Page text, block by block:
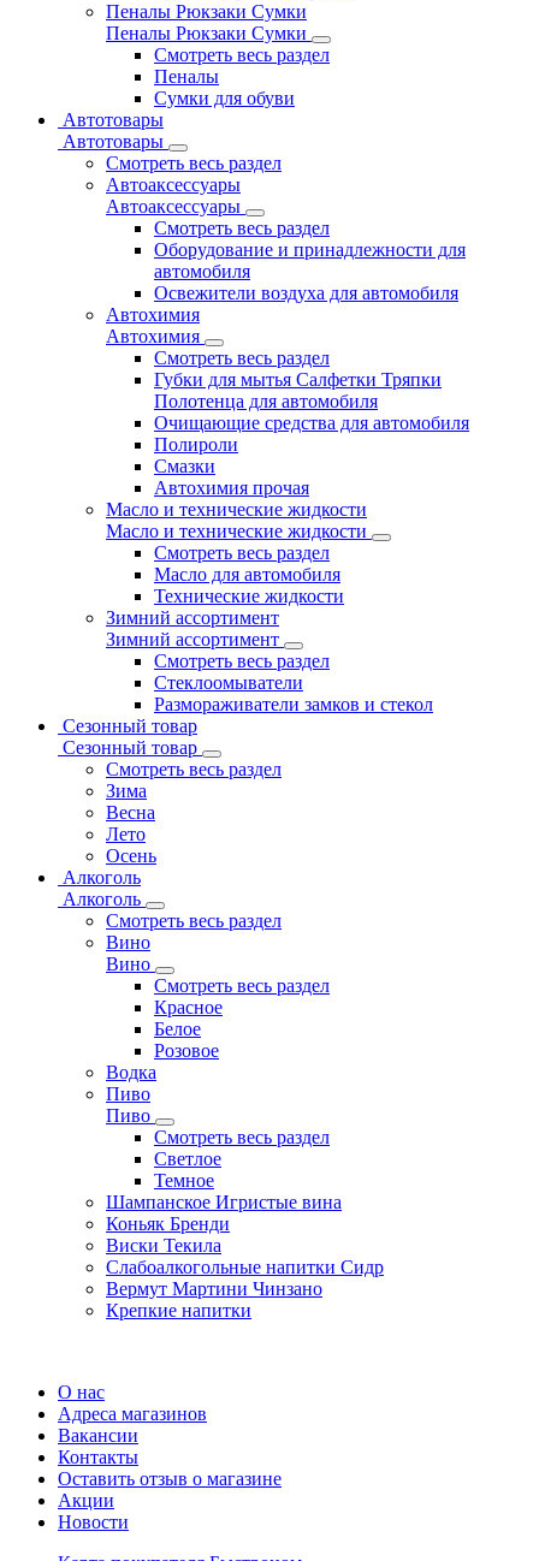
Пеналы Рюкзаки Сумки
Пеналы Рюкзаки Сумки
Смотреть весь раздел
Пеналы
Сумки для обуви
Автотовары
Автотовары
Смотреть весь раздел
Автоаксессуары
Автоаксессуары
Смотреть весь раздел
Оборудование и принадлежности для
автомобиля
Освежители воздуха для автомобиля
Автохимия
Автохимия
Смотреть весь раздел
Губки для мытья Салфетки Тряпки
Полотенца для автомобиля
Очищающие средства для автомобиля
Полироли
Смазки
Автохимия прочая
Масло и технические жидкости
Масло и технические жидкости
Смотреть весь раздел
Масло для автомобиля
Технические жидкости
Зимний ассортимент
Зимний ассортимент
Смотреть весь раздел
Стеклоомыватели
Размораживатели замков и стекол
Сезонный товар
Сезонный товар
Смотреть весь раздел
Зима
Весна
Лето
Осень
Алкоголь
Алкоголь
Смотреть весь раздел
Вино
Вино
Смотреть весь раздел
Красное
Белое
Розовое
Водка
Пиво
Пиво
Смотреть весь раздел
Cветлое
Темное
Шампанское Игристые вина
Коньяк Бренди
Виски Текила
Слабоалкогольные напитки Сидр
Вермут Мартини Чинзано
Крепкие напитки
О нас
Адреса магазинов
Вакансии
Контакты
Оставить отзыв о магазине
Акции
Новости